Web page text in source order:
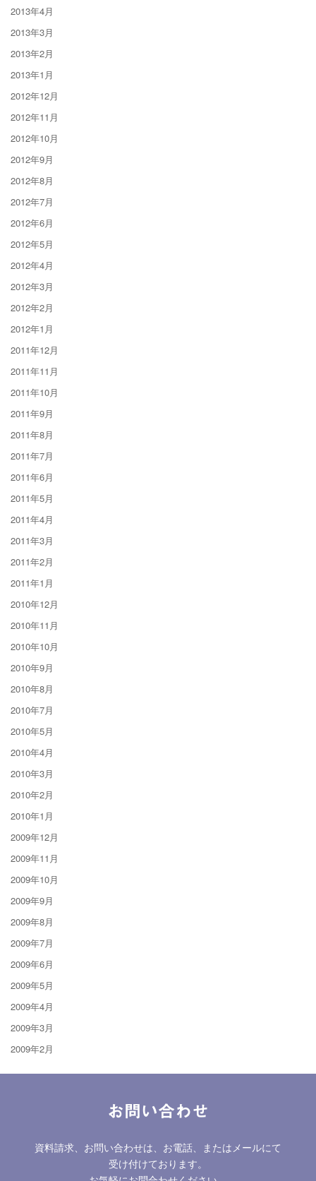
2013年4月
2013年3月
2013年2月
2013年1月
2012年12月
2012年11月
2012年10月
2012年9月
2012年8月
2012年7月
2012年6月
2012年5月
2012年4月
2012年3月
2012年2月
2012年1月
2011年12月
2011年11月
2011年10月
2011年9月
2011年8月
2011年7月
2011年6月
2011年5月
2011年4月
2011年3月
2011年2月
2011年1月
2010年12月
2010年11月
2010年10月
2010年9月
2010年8月
2010年7月
2010年5月
2010年4月
2010年3月
2010年2月
2010年1月
2009年12月
2009年11月
2009年10月
2009年9月
2009年8月
2009年7月
2009年6月
2009年5月
2009年4月
2009年3月
2009年2月
お問い合わせ
資料請求、お問い合わせは、お電話、またはメールにて
受け付けております。